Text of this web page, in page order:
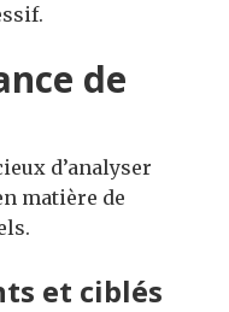
de
d’analyser
matière de
et ciblés